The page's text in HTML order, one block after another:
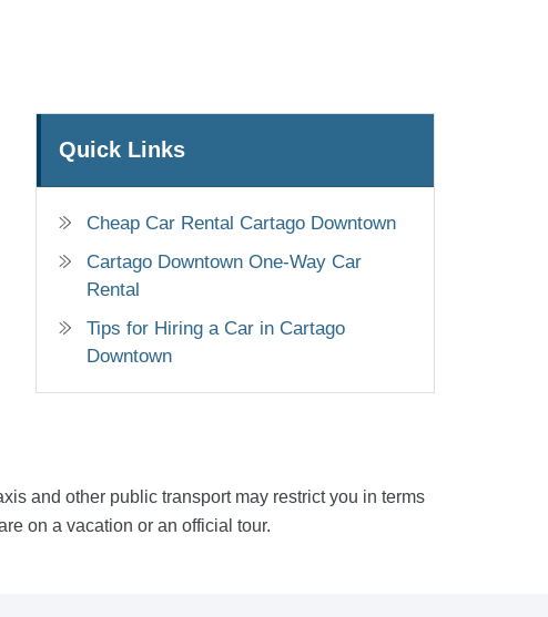
Quick Links
Cheap Car Rental Cartago Downtown
Cartago Downtown One-Way Car
Rental
Tips for Hiring a Car in Cartago
Downtown
and other public transport may restrict you in terms
on a vacation or an official tour.